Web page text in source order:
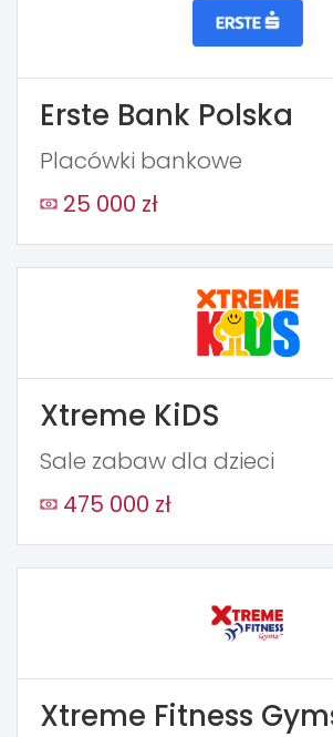
Erste Bank Polska
Placówki bankowe
25 000 zł
Xtreme KiDS
Sale zabaw dla dzieci
475 000 zł
Xtreme Fitness